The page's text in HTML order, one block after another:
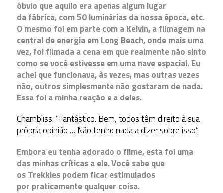
óbvio que aquilo era apenas algum lugar
da fábrica, com 50 luminárias da nossa época, etc.
O mesmo foi em parte com a Kelvin, a filmagem na
central de energia em Long Beach, onde mais uma
vez, foi filmada a cena em que realmente não sinto
como se você estivesse em uma nave espacial. Eu
achei que funcionava, às vezes, mas outras vezes
não, outros simplesmente não gostaram de nada.
Essa foi a minha reação e a deles.
Chambliss: “Fantástico. Bem, todos têm direito à sua
própria opinião … Não tenho nada a dizer sobre isso”.
Embora eu tenha adorado o filme, esta foi uma
das minhas críticas a ele. Você sabe que
os Trekkies podem ficar estimulados
por praticamente qualquer coisa.